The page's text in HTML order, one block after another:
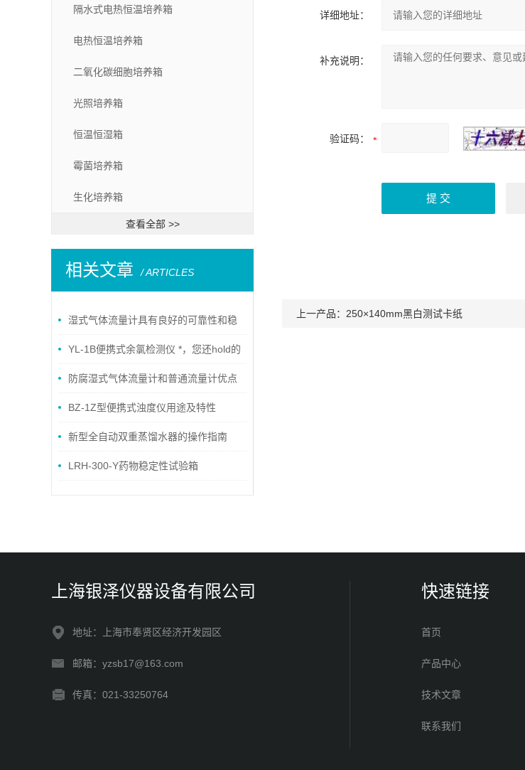
隔水式电热恒温培养箱
电热恒温培养箱
二氧化碳细胞培养箱
光照培养箱
恒温恒湿箱
霉菌培养箱
生化培养箱
查看全部 >>
相关文章 / ARTICLES
湿式气体流量计具有良好的可靠性和稳
定性YL-1B便携式余氯检测仪 *，您还hold的
住吗防腐湿式气体流量计和普通流量计优点
BZ-1Z型便携式浊度仪用途及特性
新型全自动双重蒸馏水器的操作指南
LRH-300-Y药物稳定性试验箱
详细地址：
补充说明：
验证码：
上一产品： 250×140mm黑白测试卡纸
上海银泽仪器设备有限公司
地址：上海市奉贤区经济开发园区
邮箱：yzsb17@163.com
传真：021-33250764
快速链接
首页
产品中心
技术文章
联系我们